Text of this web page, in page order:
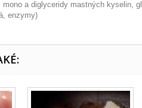
a diglyceridy mastných kyselin,
enzymy)